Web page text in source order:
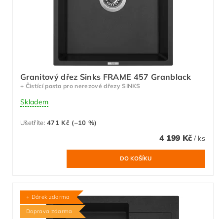
Granitový dřez Sinks FRAME 457 Granblack
+ Čistící pasta pro nerezové dřezy SINKS
Skladem
Ušetříte:471 Kč (–10 %)
4 199 Kč / ks
+ Dárek zdarma
Doprava zdarma